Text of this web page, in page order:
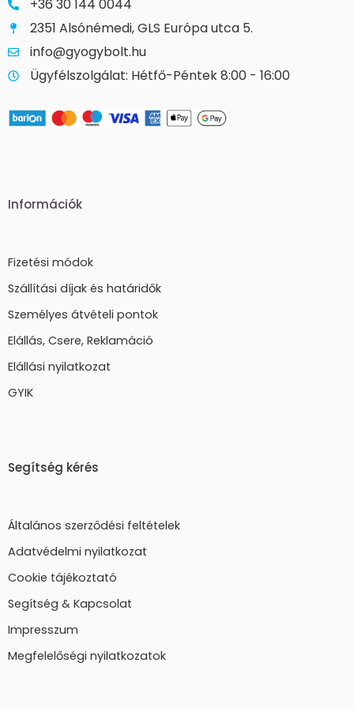
+36 30 144 0044
2351 Alsónémedi, GLS Európa utca 5.
info@gyogybolt.hu
Ügyfélszolgálat: Hétfő-Péntek 8:00 - 16:00
Információk
Fizetési módok
Szállítási díjak és határidők
Személyes átvételi pontok
Elállás, Csere, Reklamáció
Elállási nyilatkozat
GYIK
Segítség kérés
Általános szerződési feltételek
Adatvédelmi nyilatkozat
Cookie tájékoztató
Segítség & Kapcsolat
Impresszum
Megfelelőségi nyilatkozatok